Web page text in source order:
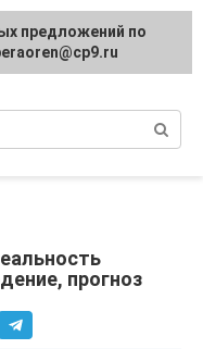
сердца,
прогноз
предложений по